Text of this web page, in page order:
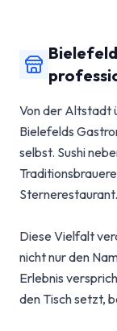
Von der Altstadt
Bielefelds
selbst. Sushi
Sternerestaurant.
Diese Vielfalt
nicht nur den
Erlebnis
den Tisch setzt,